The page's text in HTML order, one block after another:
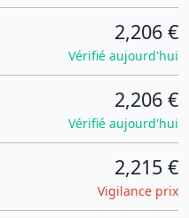
2,206 €
Vérifié aujourd'hui
2,206 €
Vérifié aujourd'hui
2,215 €
Vigilance prix